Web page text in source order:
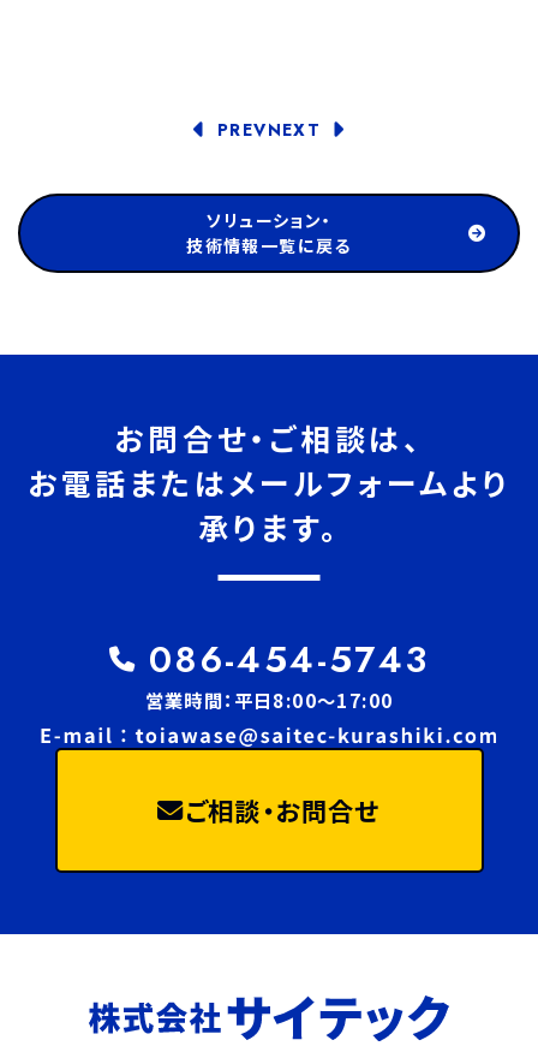
PREVNEXT
ソリューション・
技術情報一覧に戻る
お問合せ・ご相談は、
お電話またはメールフォームより
承ります。
086-454-5743
営業時間：平日8:00～17:00
ご相談・お問合せ